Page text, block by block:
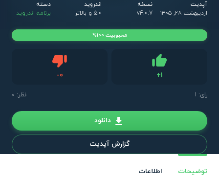
آپدیت
اردیبهشت ۲۸, ۱۴۰۵
نسخه
v4.0.7
اندروید
5.0 و بالاتر
دسته
برنامه اندروید
+1
-0دیس لایک
رای: 1 نظر: 0
محبوبیت 100%
دانلود
گزارش آپدیت
توضیحات اطلاعات